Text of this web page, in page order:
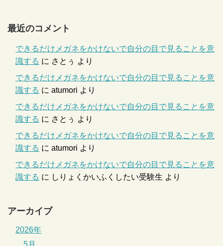
最近のコメント
できるだけメガネをかけないで自分の目で見ることを意
識する に さとぅ より
できるだけメガネをかけないで自分の目で見ることを意
識する に atumori より
できるだけメガネをかけないで自分の目で見ることを意
識する に さとぅ より
できるだけメガネをかけないで自分の目で見ることを意
識する に atumori より
できるだけメガネをかけないで自分の目で見ることを意
識する に しりょくかいふくしたい受験生 より
アーカイブ
2026年